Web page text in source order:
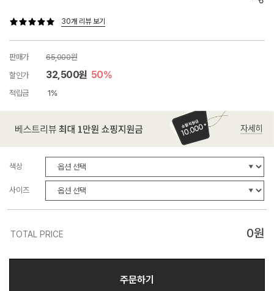
30개 리뷰 보기
판매가
65,000원
할인가
32,500원 50%
적립금 1%
색상
사이즈
TOTAL PRICE 0원
주문하기